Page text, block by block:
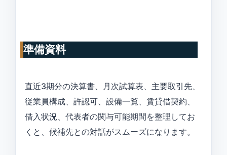
準備資料
直近3期分の決算書、月次試算表、主要取引先、
従業員構成、許認可、設備一覧、賃貸借契約、
借入状況、代表者の関与可能期間を整理してお
くと、候補先との対話がスムーズになります。